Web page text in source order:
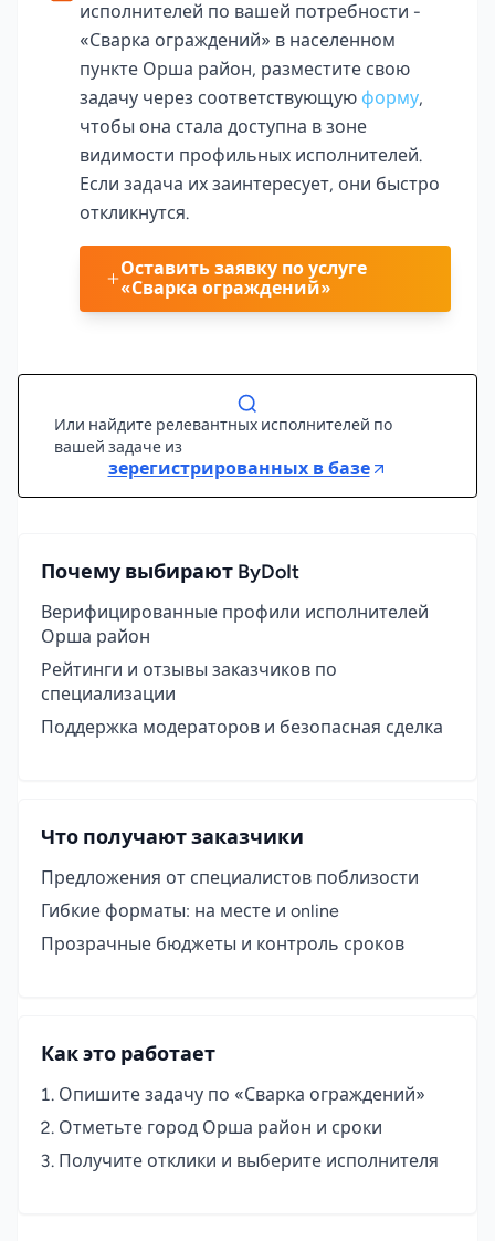
исполнителей по вашей потребности -
«Сварка ограждений» в населенном
пункте Орша район, разместите свою
задачу через соответствующую форму,
чтобы она стала доступна в зоне
видимости профильных исполнителей.
Если задача их заинтересует, они быстро
откликнутся.
Оставить заявку по услуге
«Сварка ограждений»
Или найдите релевантных исполнителей по
вашей задаче из
зерегистрированных в базе
Почему выбирают ByDoIt
Верифицированные профили исполнителей
Орша район
Рейтинги и отзывы заказчиков по
специализации
Поддержка модераторов и безопасная сделка
Что получают заказчики
Предложения от специалистов поблизости
Гибкие форматы: на месте и online
Прозрачные бюджеты и контроль сроков
Как это работает
Опишите задачу по «Сварка ограждений»
Отметьте город Орша район и сроки
Получите отклики и выберите исполнителя